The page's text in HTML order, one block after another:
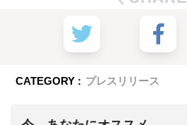
CATEGORY : プレスリリース